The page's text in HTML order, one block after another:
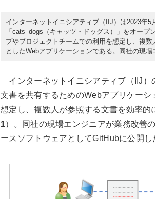
インターネットイニシアティブ（IIJ）は2023年
「cats_dogs（キャッツ・ドッグス）」をオー
プやプロジェクトチームでの利用を想定し、複
としたWebアプリケーションである。同社の現
インターネットイニシアティブ（IIJ）
文書を共有するためのWebアプリケー
想定し、複数人が参照する文書を効率
1）。同社の現場エンジニアが業務改善
ースソフトウェアとしてGitHubに公開し